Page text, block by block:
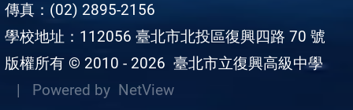
傳真：(02) 2895-2156
學校地址：112056 臺北市北投區復興四路 70 號
版權所有 © 2010 - 2026 臺北市立復興高級中學
| Powered by NetView